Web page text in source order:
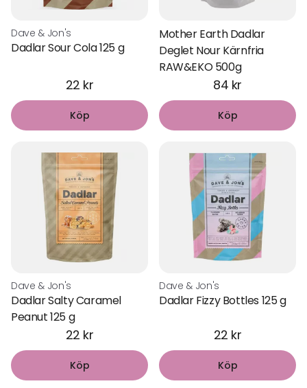
Dave & Jon's
Dadlar Sour Cola 125 g
22 kr
Köp
Mother Earth Dadlar
Deglet Nour Kärnfria
RAW&EKO 500g
84 kr
Köp
Dave & Jon's
Dadlar Salty Caramel
Peanut 125 g
22 kr
Köp
Dave & Jon's
Dadlar Fizzy Bottles 125 g
22 kr
Köp